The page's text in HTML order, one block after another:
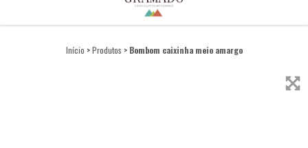
Início > Produtos > Bombom caixinha meio amargo